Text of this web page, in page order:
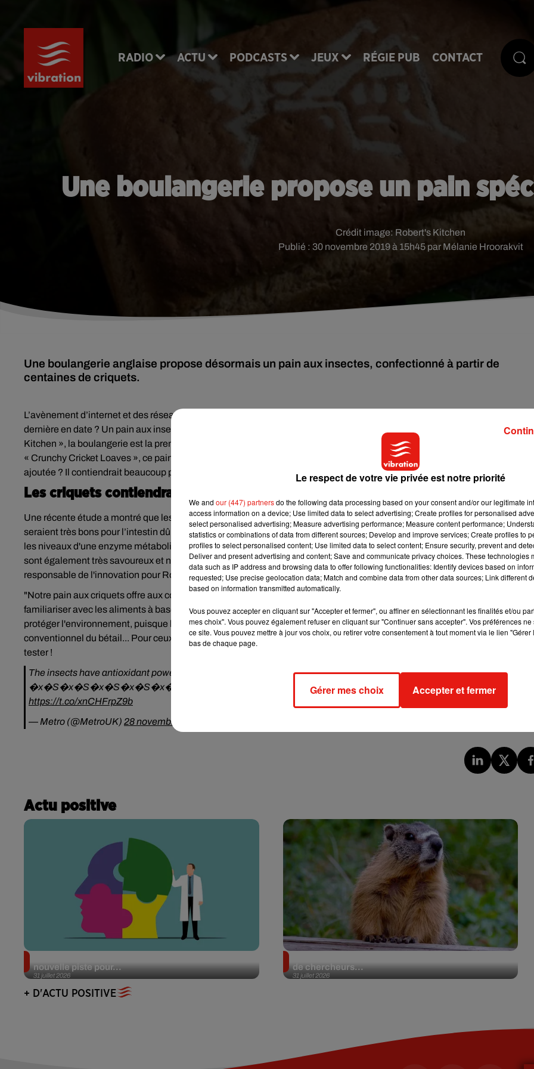
RADIO ACTU PODCASTS JEUX RÉGIE PUB CONTACT
Une boulangerie propose un pain
Publié : 30 novembre 2019 à 15h45 par Mélanie Hroorakvit
Crédit image: Robert's Kitchen
Une boulangerie anglaise propose désormais un pain aux insectes, confectionné à partir de
centaines de criquets.
L’avènement d’internet et des réseaux sociaux nous permet de découvrir chaque jour de nouvelles créations atypiques. La
dernière en date ? Un pain aux insectes, contenant pas moins de 336 criquets. Spotté chez « The Exploratory - Robert’s
Kitchen », la boulangerie est la première du Royaume-Uni à proposer ce produit original, en édition limitée. Baptisé
« Crunchy Cricket Loaves », ce pain a donc été confectionné à partir de farine de criquets de la marque Eat Grub. Sa valeur
ajoutée ? Il contiendrait beaucoup plus de protéines qu’un pain classique, et durerait plus longtemps.
Les criquets contiendraient énormément d’antioxydants
Une récente étude a montré que les criquets contiendraient 5 fois plus d’antioxydants qu’un jus d’orange frais et qu’ils
seraient très bons pour l’intestin dû à la fibre chitineuse qu’on trouve dans leur exosquelette. Ainsi, cela aiderait à
les niveaux d'une enzyme métabolique associée à la santé intestinale. "En plus d'avoir beaucoup de bienfaits, les insectes
sont également très savoureux et ne doivent pas être négligés en tant qu'ingrédients de recettes" explique Alison
responsable de l'innovation pour Robert’s Kitchen.
"Notre pain aux criquets offre aux consommateurs une bonne source de protéines et représente un moyen facile de se
familiariser avec les aliments à base d'insectes" ajoute-t-elle. C'est également une option intéressante pour ceux qui
protéger l'environnement, puisque l'agriculture des insectes utilise moins de terre, d'eau et d'aliments que l'élevage
conventionnel du bétail... Pour ceux qui ont prévu de faire un tour de l'autre côté de la Manche, voici donc une nouveauté à
tester !
The insects have antioxidant power five times higher than fresh orange juice
�x�S�x�S�x�S�x�S�x�S�x�S�x�S
https://t.co/xnCHFrpZ9b
— Metro (@MetroUK) 28 novembre 2019
Actu positive
31 juillet 2026
nouvelle piste pour...
31 juillet 2026
de chercheurs...
+ D'ACTU POSITIVE
Le respect de votre vie privée est notre priorité
We and our (447) partnersdo the following data processing based on your consent and/or our legitimate
access information on a device; Use limited data to select advertising; Create profiles for personalised
select personalised advertising; Measure advertising performance; Measure content performance;
statistics or combinations of data from different sources; Develop and improve services; Create profiles to
profiles to select personalised content; Use limited data to select content; Ensure security, prevent and
Deliver and present advertising and content; Save and communicate privacy choices. These technologies
data such as IP address and browsing data to offer following functionalities: Identify devices based on
requested; Use precise geolocation data; Match and combine data from other data sources; Link different
based on information transmitted automatically.
Vous pouvez accepter en cliquant sur "Accepter et fermer", ou affiner en sélectionnant les finalités et/ou
mes choix". Vous pouvez également refuser en cliquant sur "Continuer sans accepter". Vos préférences
ce site. Vous pouvez mettre à jour vos choix, ou retirer votre consentement à tout moment via le lien
bas de chaque page.
Gérer mes choix Accepter et fermer